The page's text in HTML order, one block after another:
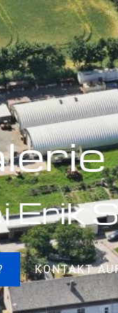
Erik
KONTAKT